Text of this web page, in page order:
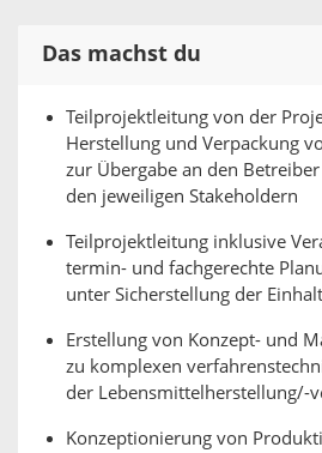
Das machst du
Teilprojektleitung von der
Herstellung und Verpackung
zur Übergabe an den
den jeweiligen Stakeholdern
Teilprojektleitung inklusive
termin- und fachgerechte
unter Sicherstellung der
Erstellung von Konzept- und
zu komplexen
der Lebensmittelherstellung/-
Konzeptionierung von